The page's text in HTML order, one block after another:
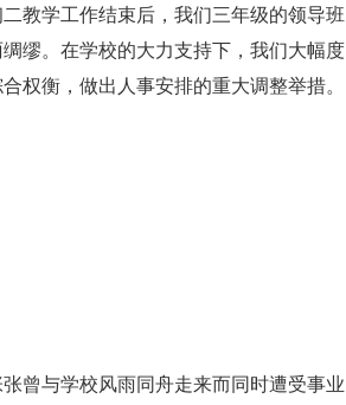
教学工作结束后，我们三年级的领导班
缪。在学校的大力支持下，我们大幅度
权衡，做出人事安排的重大调整举措。
曾与学校风雨同舟走来而同时遭受事业